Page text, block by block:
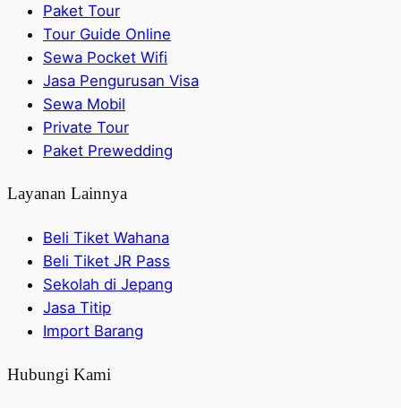
Paket Tour
Tour Guide Online
Sewa Pocket Wifi
Jasa Pengurusan Visa
Sewa Mobil
Private Tour
Paket Prewedding
Layanan Lainnya
Beli Tiket Wahana
Beli Tiket JR Pass
Sekolah di Jepang
Jasa Titip
Import Barang
Hubungi Kami